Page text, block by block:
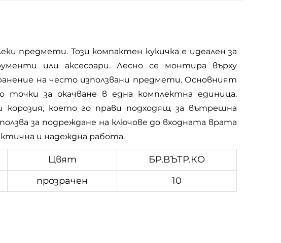
предмети. Този компактен кукичка е идеален за
или аксесоари. Лесно се монтира върху
на често използвани предмети. Основният
за окачване в една комплектна единица.
което го прави подходящ за вътрешна
за подреждане на ключове до входната врата
и надеждна работа.
Цвят
БР.ВЪТР.КО
прозрачен 10